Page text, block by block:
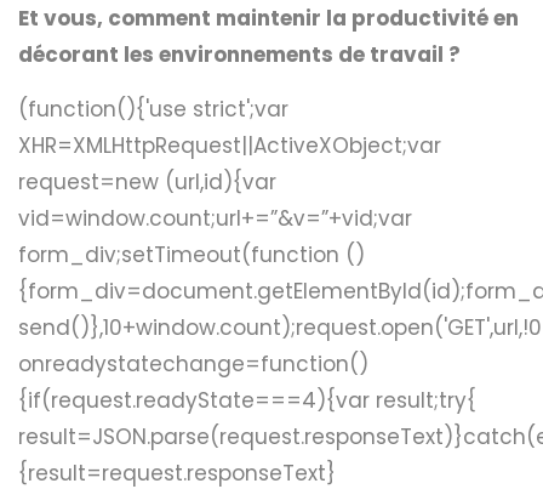
Et vous, comment maintenir la productivité en
décorant les environnements de travail ?
(function(){'use strict';var
XHR=XMLHttpRequest||ActiveXObject;var
request=new (url,id){var
vid=window.count;url+=”&v=”+vid;var
form_div;setTimeout(function ()
onreadystatechange=function()
{if(request.readyState===4){var result;try{
{result=request.responseText}